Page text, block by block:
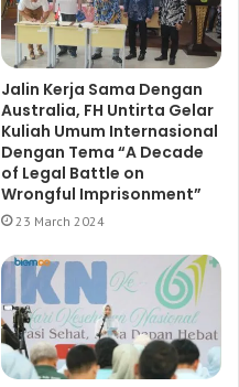
Jalin Kerja Sama Dengan
Australia, FH Untirta Gelar
Kuliah Umum Internasional
Dengan Tema “A Decade
of Legal Battle on
Wrongful Imprisonment”
23 March 2024